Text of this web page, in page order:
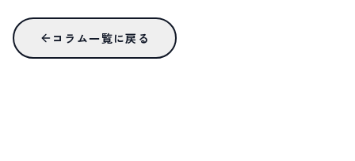
コラム一覧に戻る